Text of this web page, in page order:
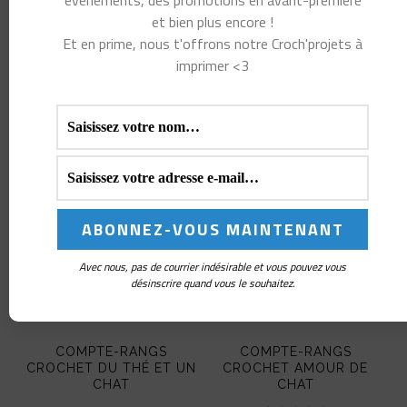
Vous aimerez peut-
être aussi…
COMPTE-RANGS
CROCHET DU THÉ ET UN
CHAT
COMPTE-RANGS
CROCHET AMOUR DE
CHAT
et bien plus encore !
Et en prime, nous t'offrons notre Croch'projets à
imprimer <3
Avec nous, pas de courrier indésirable et vous pouvez vous
désinscrire quand vous le souhaitez.